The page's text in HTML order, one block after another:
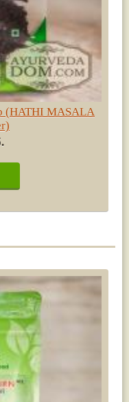
(HATHI MASALA